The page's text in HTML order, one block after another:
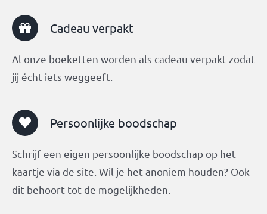
Cadeau verpakt
Al onze boeketten worden als cadeau verpakt zodat
jij écht iets weggeeft.
Persoonlijke boodschap
Schrijf een eigen persoonlijke boodschap op het
kaartje via de site. Wil je het anoniem houden? Ook
dit behoort tot de mogelijkheden.